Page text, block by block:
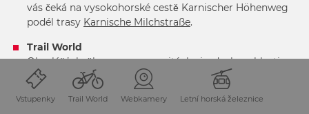
Vstupenky Trail World Webkamery Letní horská železnice
vás čeká na vysokohorské cestě Karnischer Höhenweg
podél trasy Karnische Milchstraße.
Trail World
Obzvlášť skvěle se na rozmanitých sjezdech v oblasti
Trail Worldcítí milovníci “Single Trails” a „downhilleři“.
Dětský svět zážitků